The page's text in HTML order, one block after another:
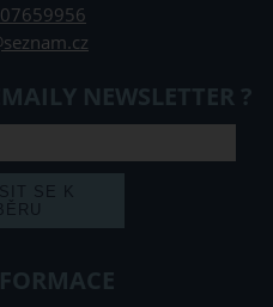
NEWSLETTER ?